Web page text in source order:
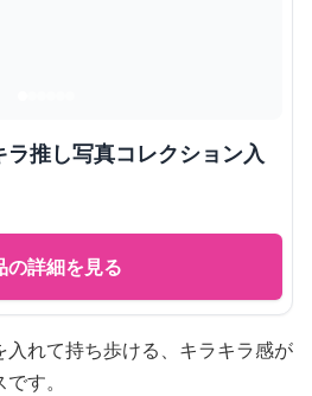
推し写真コレクション入
の詳細を見る
れて持ち歩ける、キラキラ感が
す。